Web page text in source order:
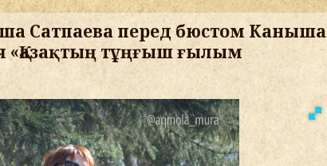
Сатпаева перед бюстом Каныша
«Қазақтың тұңғыш ғылым